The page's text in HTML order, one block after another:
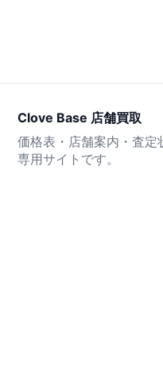
Clove Base 店舗買取
価格表・店舗案内・査定
専用サイトです。